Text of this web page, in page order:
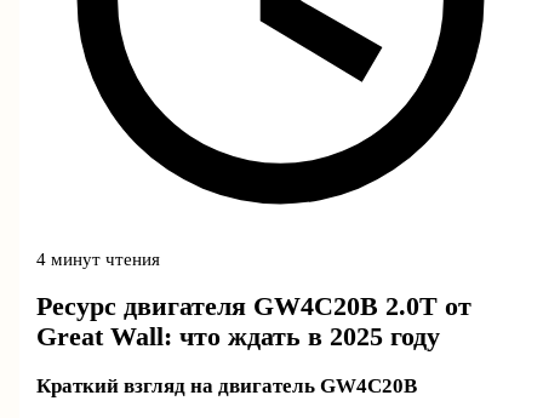
4 минут чтения
Ресурс двигателя GW4C20B 2.0T от
Great Wall: что ждать в 2025 году
Краткий взгляд на двигатель GW4C20B